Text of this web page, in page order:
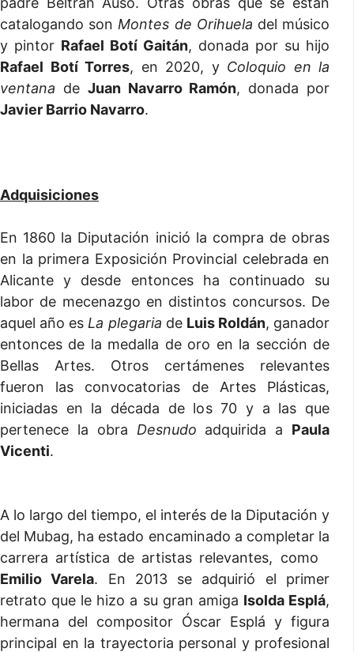
catalogando son Montes de Orihuela del músico
y pintor Rafael Botí Gaitán, donada por su hijo
Rafael Botí Torres, en 2020, y Coloquio en la
ventana de Juan Navarro Ramón, donada por
Javier Barrio Navarro.
Adquisiciones
En 1860 la Diputación inició la compra de obras
en la primera Exposición Provincial celebrada en
Alicante y desde entonces ha continuado su
labor de mecenazgo en distintos concursos. De
aquel año es La plegaria de Luis Roldán, ganador
entonces de la medalla de oro en la sección de
Bellas Artes. Otros certámenes relevantes
fueron las convocatorias de Artes Plásticas,
iniciadas en la década de los 70 y a las que
pertenece la obra Desnudo adquirida a Paula
Vicenti.
A lo largo del tiempo, el interés de la Diputación y
del Mubag, ha estado encaminado a completar la
carrera artística de artistas relevantes, como
Emilio Varela. En 2013 se adquirió el primer
retrato que le hizo a su gran amiga Isolda Esplá,
hermana del compositor Óscar Esplá y figura
principal en la trayectoria personal y profesional